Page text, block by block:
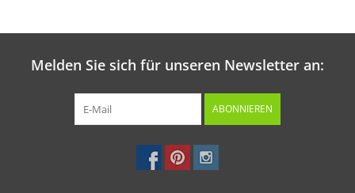
Melden Sie sich für unseren Newsletter an:
ABONNIEREN